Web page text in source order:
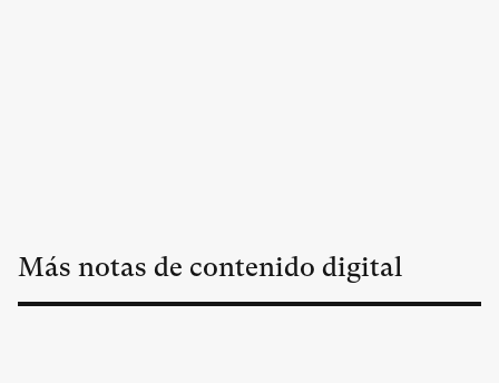
Más notas de contenido digital